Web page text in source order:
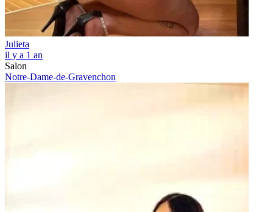
Julieta
il y a 1 an
Salon
Notre-Dame-de-Gravenchon